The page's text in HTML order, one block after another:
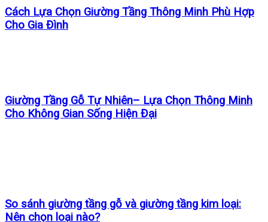
Cách Lựa Chọn Giường Tầng Thông Minh Phù Hợp
Cho Gia Đình
Giường Tầng Gỗ Tự Nhiên– Lựa Chọn Thông Minh
Cho Không Gian Sống Hiện Đại
So sánh giường tầng gỗ và giường tầng kim loại:
Nên chọn loại nào?